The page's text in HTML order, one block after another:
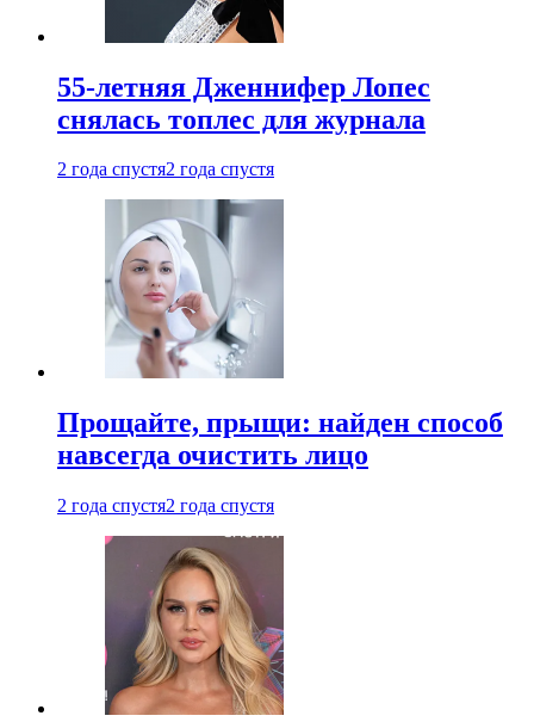
55-летняя Дженнифер Лопес
снялась топлес для журнала
2 года спустя2 года спустя
Прощайте, прыщи: найден способ
навсегда очистить лицо
2 года спустя2 года спустя